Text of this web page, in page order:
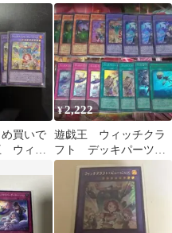
レア
レア RV01-JP026
買いで
ウィッ
ルトラ
¥2,222
遊戯王 ウィッチクラ
フト デッキパーツ
まとめ セット